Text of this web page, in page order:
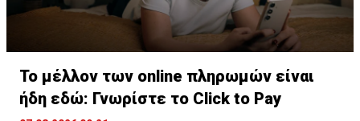
Το μέλλον των online πληρωμών είναι
ήδη εδώ: Γνωρίστε το Click to Pay